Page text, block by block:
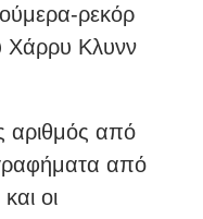
ρεκόρ
Kλυνν
αριθμός από
από
οι